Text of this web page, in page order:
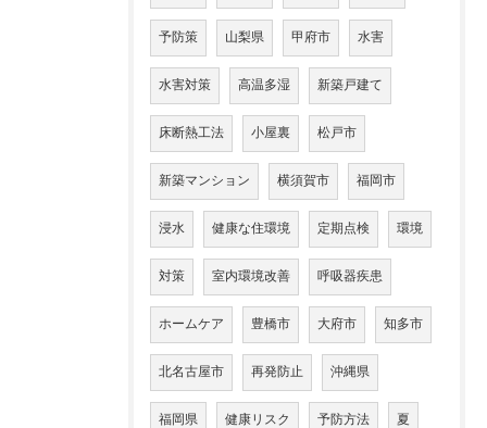
予防策 山梨県 甲府市 水害
水害対策 高温多湿 新築戸建て
床断熱工法 小屋裏 松戸市
新築マンション 横須賀市 福岡市
浸水 健康な住環境 定期点検 環境
対策 室内環境改善 呼吸器疾患
ホームケア 豊橋市 大府市 知多市
北名古屋市 再発防止 沖縄県
福岡県 健康リスク 予防方法 夏